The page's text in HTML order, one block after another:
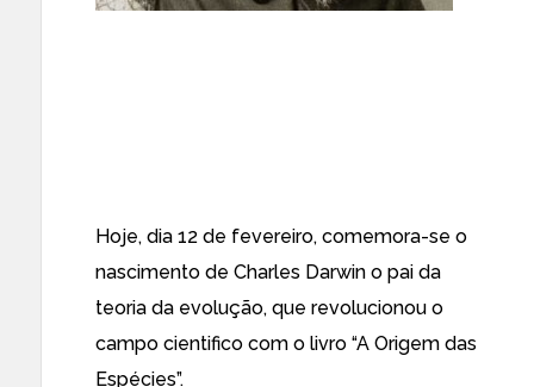
Hoje, dia 12 de fevereiro, comemora-se o
nascimento de Charles Darwin o pai da
teoria da evolução, que revolucionou o
campo cientifico com o livro “A Origem das
Espécies”.